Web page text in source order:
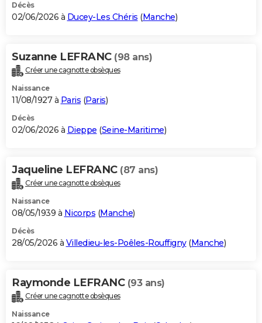
Décès
02/06/2026 à Ducey-Les Chéris (Manche)
Suzanne LEFRANC (98 ans)
Créer une cagnotte obsèques
Naissance
11/08/1927 à Paris (Paris)
Décès
02/06/2026 à Dieppe (Seine-Maritime)
Jaqueline LEFRANC (87 ans)
Créer une cagnotte obsèques
Naissance
08/05/1939 à Nicorps (Manche)
Décès
28/05/2026 à Villedieu-les-Poêles-Rouffigny(Manche)
Raymonde LEFRANC (93 ans)
Créer une cagnotte obsèques
Naissance